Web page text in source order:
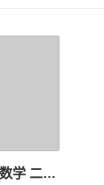
张磊 2026高三高考数学 二轮寒假班